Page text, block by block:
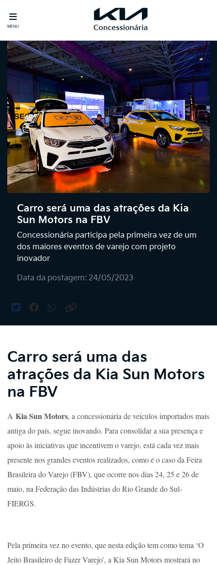
MENU
Carro será uma das atrações da Kia
Sun Motors na FBV
Concessionária participa pela primeira vez de um
dos maiores eventos de varejo com projeto
inovador
Data da postagem: 24/05/2023
Carro será uma das
atrações da Kia Sun Motors
na FBV
A Kia Sun Motors, a concessionária de veículos importados mais
antiga do país, segue inovando. Para consolidar a sua presença e
apoio às iniciativas que incentivem o varejo, está cada vez mais
presente nos grandes eventos realizados, como é o caso da Feira
Brasileira do Varejo (FBV), que ocorre nos dias 24, 25 e 26 de
maio, na Federação das Indústrias do Rio Grande do Sul-
FIERGS.
Pela primeira vez no evento, que nesta edição tem como tema ‘O
Jeito Brasileiro de Fazer Varejo’, a Kia Sun Motors mostrará no